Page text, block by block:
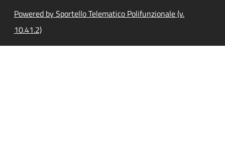
Powered by Sportello Telematico Polifunzionale (v.
10.41.2)